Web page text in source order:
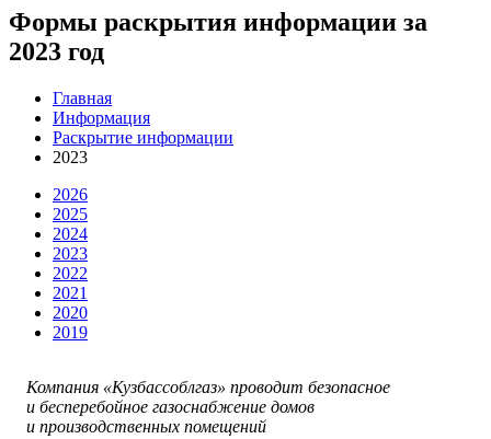
Формы раскрытия информации за
2023 год
Главная
Информация
Раскрытие информации
2023
2026
2025
2024
2023
2022
2021
2020
2019
Компания «Кузбассоблгаз» проводит безопасное
и бесперебойное газоснабжение домов
и производственных помещений